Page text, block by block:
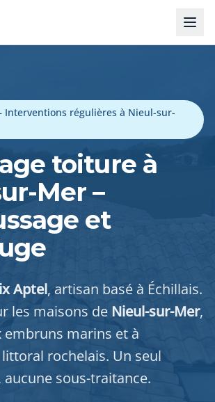
Interventions régulières à Nieul-sur-
toiture à
Mer –
et
Aptel, artisan basé à Échillais.
les maisons de Nieul-sur-Mer,
embruns marins et à
rochelais. Un seul
sous-traitance.